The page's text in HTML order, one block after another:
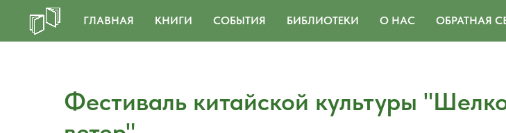
ГЛАВНАЯ КНИГИ СОБЫТИЯ БИБЛИОТЕКИ О НАС ОБРАТНАЯ
Фестиваль китайской культуры